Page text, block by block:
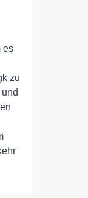
es
zu